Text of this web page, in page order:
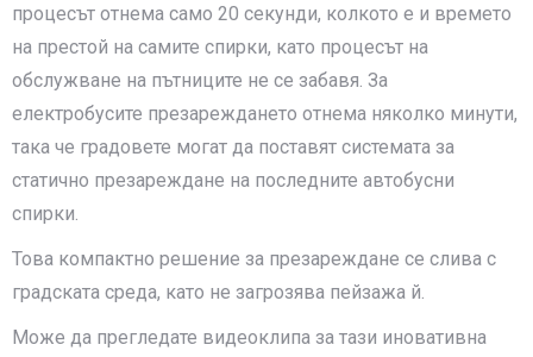
процесът отнема само 20 секунди, колкото е и времето
на престой на самите спирки, като процесът на
обслужване на пътниците не се забавя. За
електробусите презареждането отнема няколко минути,
така че градовете могат да поставят системaта за
статично презареждане на последните автобусни
спирки.
Това компактно решение за презареждане се слива с
градската среда, като не загрозява пейзажа й.
Може да прегледате видеоклипа за тази иновативна